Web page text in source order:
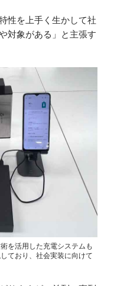
性を上手く生かして社
対象がある」と主張す
を活用した充電システムも
ており、社会実装に向けて